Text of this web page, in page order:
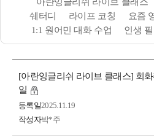
쉐터디
라이프 코칭 요즘
1:1 원어민 대화 수업
인생
[아란잉글리쉬 라이브 클래스] 회
일
등록일2025.11.19
작성자박*주